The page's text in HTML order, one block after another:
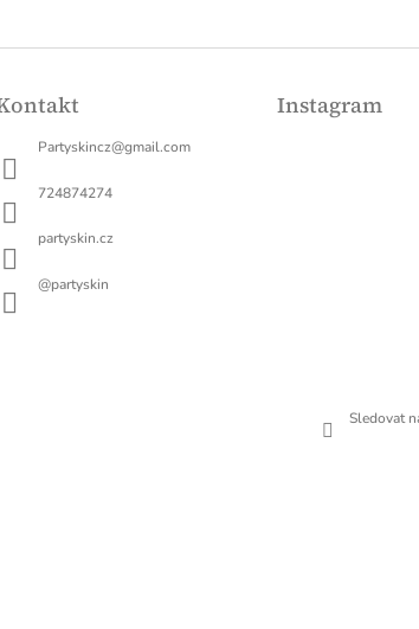
Partyskincz@gmail.com
724874274
partyskin.cz
@partyskin
Instagram
Sledovat